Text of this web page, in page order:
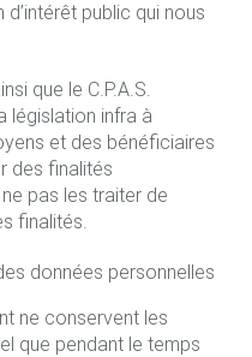
public qui nous
que le C.P.A.S.
législation infra à
et des bénéficiaires
des finalités
pas les traiter de
finalités.
données personnelles
ne conservent les
que pendant le temps